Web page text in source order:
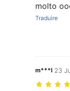
molto
Traduire
m***l 23